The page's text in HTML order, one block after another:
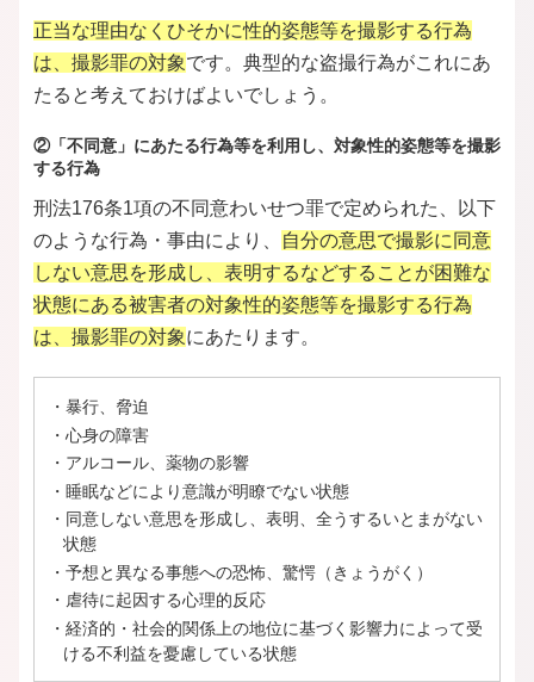
正当な理由なくひそかに性的姿態等を撮影する行為
は、撮影罪の対象です。典型的な盗撮行為がこれにあ
たると考えておけばよいでしょう。
②「不同意」にあたる行為等を利用し、対象性的姿態等を撮影
する行為
刑法176条1項の不同意わいせつ罪で定められた、以下
のような行為・事由により、
自分の意思で撮影に同意
しない意思を形成し、表明するなどすることが困難な
状態にある被害者の対象性的姿態等を撮影する行為
は、撮影罪の対象にあたります。
・暴行、脅迫
・心身の障害
・アルコール、薬物の影響
・睡眠などにより意識が明瞭でない状態
・同意しない意思を形成し、表明、全うするいとまがない
状態
・予想と異なる事態への恐怖、驚愕（きょうがく）
・虐待に起因する心理的反応
・経済的・社会的関係上の地位に基づく影響力によって受
ける不利益を憂慮している状態